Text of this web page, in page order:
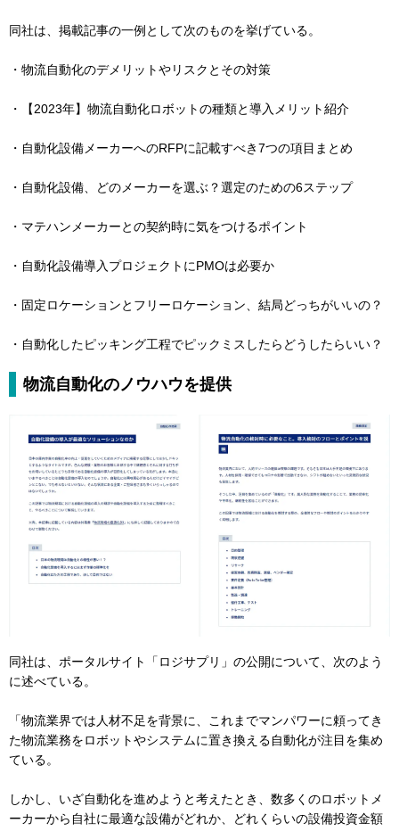
同社は、掲載記事の一例として次のものを挙げている。
・物流自動化のデメリットやリスクとその対策
・【2023年】物流自動化ロボットの種類と導入メリット紹介
・自動化設備メーカーへのRFPに記載すべき7つの項目まとめ
・自動化設備、どのメーカーを選ぶ？選定のための6ステップ
・マテハンメーカーとの契約時に気をつけるポイント
・自動化設備導入プロジェクトにPMOは必要か
・固定ロケーションとフリーロケーション、結局どっちがいいの？
・自動化したピッキング工程でピックミスしたらどうしたらいい？
物流自動化のノウハウを提供
同社は、ポータルサイト「ロジサプリ」の公開について、次のよう
に述べている。
「物流業界では人材不足を背景に、これまでマンパワーに頼ってき
た物流業務をロボットやシステムに置き換える自動化が注目を集め
ている。
しかし、いざ自動化を進めようと考えたとき、数多くのロボットメ
ーカーから自社に最適な設備がどれか、どれくらいの設備投資金額